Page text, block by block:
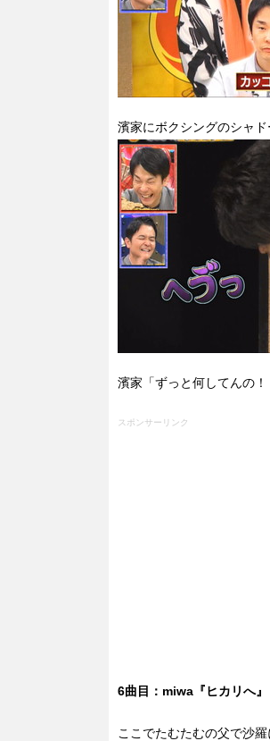
濱家にボクシングのシャ
濱家「ずっと何してんの！
スポンサーリンク
6曲目：miwa『ヒカリへ』
ここでたむたむの父で沙